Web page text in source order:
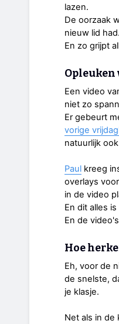
lazen.
De oorzaak
nieuw lid
En zo grijpt
Opleuken
Een video
niet zo
Er gebeurt
vorige
natuurlijk ook
Paul kreeg
overlays
in de video
En dit alles
En de
Hoe
Eh, voor de
de snelste,
je klasje.
Net als in